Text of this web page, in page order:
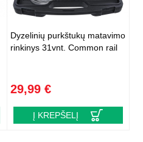
Dyzelinių purkštukų matavimo
rinkinys 31vnt. Common rail
29,99 €
Į KREPŠELĮ